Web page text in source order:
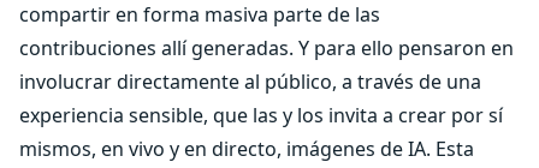
compartir en forma masiva parte de las
contribuciones allí generadas. Y para ello pensaron en
involucrar directamente al público, a través de una
experiencia sensible, que las y los invita a crear por sí
mismos, en vivo y en directo, imágenes de IA. Esta